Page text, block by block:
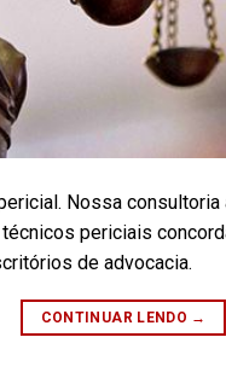
Nossa
periciais
de advocacia.
CONTINUAR LENDO →